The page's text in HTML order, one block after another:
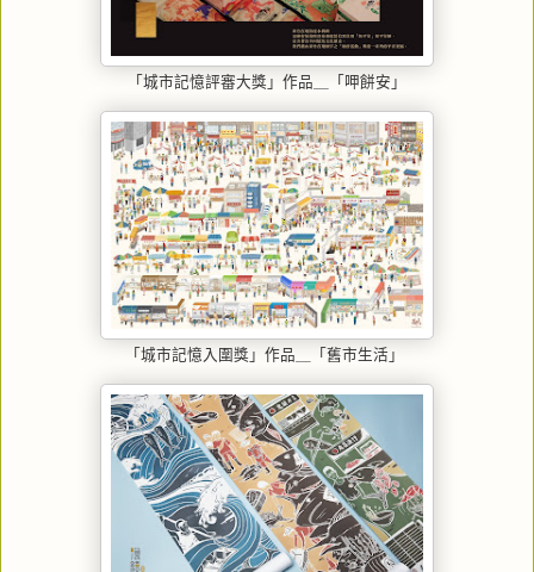
「城市記憶評審大獎」作品＿「呷餅安」
「城市記憶入圍獎」作品＿「舊市生活」